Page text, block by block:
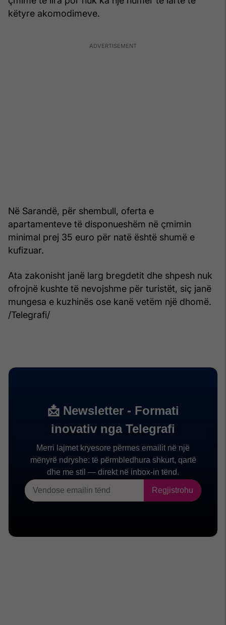
këtyre akomodimeve.
Në Sarandë, për shembull, oferta e
apartamenteve të disponueshëm në çmimin
minimal prej 35 euro për natë është shumë e
kufizuar.
Ata zakonisht janë larg bregdetit dhe shpesh nuk
ofrojnë kushte të nevojshme për turistët, siç janë
mungesa e kuzhinës ose kanë vetëm një dhomë.
/Telegrafi/